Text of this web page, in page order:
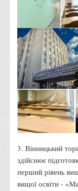
Менеджменту
Психології
Права
Обліку та
Фінансів
Іноземної
Відділи
Реклами та
Наукової
Здобутки
3. Вінницький
здійснює
перший рівень
вищої освіти -